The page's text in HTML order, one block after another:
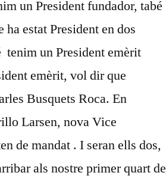
un President fundador, tabé
estat President en dos
tenim un President emèrit
emèrit, vol dir que
Busquets Roca. En
Larsen, nova Vice
de mandat . I seran ells dos,
als nostre primer quart de